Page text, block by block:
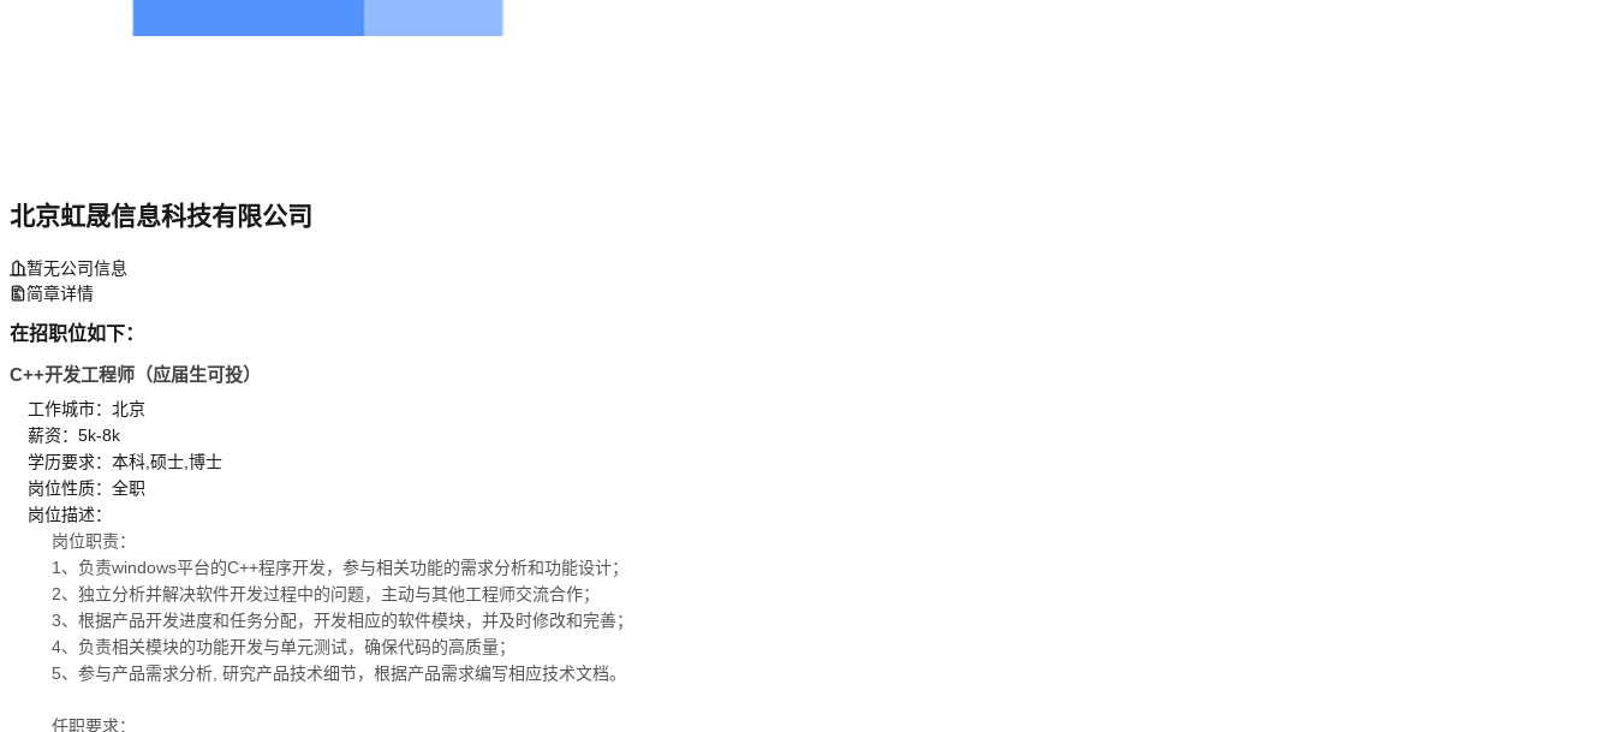
北京虹晟信息科技有限公司
暂无公司信息
简章详情
在招职位如下：
C++开发工程师（应届生可投）
工作城市：北京
薪资：5k-8k
学历要求：本科,硕士,博士
岗位性质：全职
岗位描述：
岗位职责：
1、负责windows平台的C++程序开发，参与相关功能的需求分析和功能设计；
2、独立分析并解决软件开发过程中的问题，主动与其他工程师交流合作；
3、根据产品开发进度和任务分配，开发相应的软件模块，并及时修改和完善；
4、负责相关模块的功能开发与单元测试，确保代码的高质量；
5、参与产品需求分析, 研究产品技术细节，根据产品需求编写相应技术文档。
任职要求：